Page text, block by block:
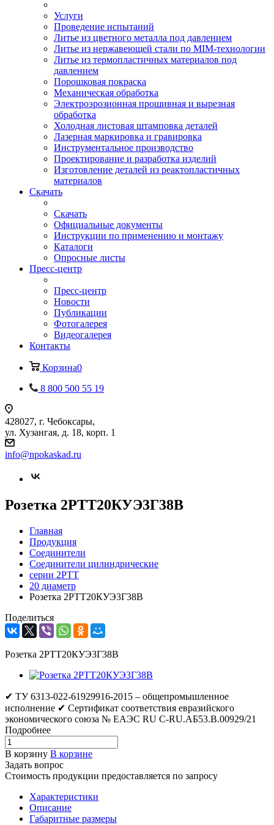
Услуги
Проведение испытаний
Литье из цветного металла под давлением
Литье из нержавеющей стали по MIM-технологии
Литье из термопластичных материалов под
давлением
Порошковая покраска
Механическая обработка
Электроэрозионная прошивная и вырезная
обработка
Холодная листовая штамповка деталей
Лазерная маркировка и гравировка
Инструментальное производство
Проектирование и разработка изделий
Изготовление деталей из реактопластичных
материалов
Скачать
Скачать
Официальные документы
Инструкции по применению и монтажу
Каталоги
Опросные листы
Пресс-центр
Пресс-центр
Новости
Публикации
Фотогалерея
Видеогалерея
Контакты
Корзина0
8 800 500 55 19
428027, г. Чебоксары,
ул. Хузангая, д. 18, корп. 1
info@npokaskad.ru
Розетка 2РТТ20КУЭ3Г38В
Главная
Продукция
Соединители
Соединители цилиндрические
серии 2РТТ
20 диаметр
Розетка 2РТТ20КУЭ3Г38В
Поделиться
Розетка 2РТТ20КУЭ3Г38В
✔ ТУ 6313-022-61929916-2015 – общепромышленное
исполнение ✔ Сертификат соответствия евразийского
экономического союза № ЕАЭС RU C-RU.АБ53.В.00929/21
Подробнее
В корзину В корзине
Задать вопрос
Стоимость продукции предоставляется по запросу
Характеристики
Описание
Габаритные размеры